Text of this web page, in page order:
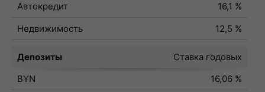
Автокредит
16,1 %
Недвижимость
12,5 %
Депозиты
Ставка годовых
BYN
16,06 %